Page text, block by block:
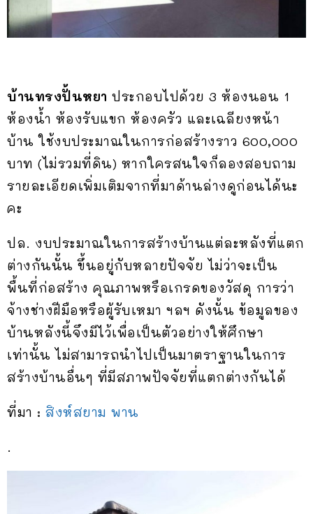
บ้านทรงปั้นหยา ประกอบไปด้วย 3 ห้องนอน 1
ห้องน้ำ ห้องรับแขก ห้องครัว และเฉลียงหน้า
บ้าน ใช้งบประมาณในการก่อสร้างราว 600,000
บาท (ไม่รวมที่ดิน) หากใครสนใจก็ลองสอบถาม
รายละเอียดเพิ่มเติมจากที่มาด้านล่างดูก่อนได้นะ
คะ
ปล. งบประมาณในการสร้างบ้านแต่ละหลังที่แตก
ต่างกันนั้น ขึ้นอยู่กับหลายปัจจัย ไม่ว่าจะเป็น
พื้นที่ก่อสร้าง คุณภาพหรือเกรดของวัสดุ การว่า
จ้างช่างฝีมือหรือผู้รับเหมา ฯลฯ ดังนั้น ข้อมูลของ
บ้านหลังนี้จึงมีไว้เพื่อเป็นตัวอย่างให้ศึกษา
เท่านั้น ไม่สามารถนำไปเป็นมาตราฐานในการ
สร้างบ้านอื่นๆ ที่มีสภาพปัจจัยที่แตกต่างกันได้
ที่มา : สิงห์สยาม พาน
.